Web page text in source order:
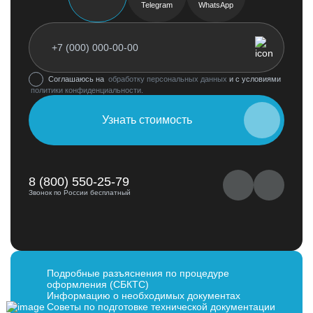
Telegram WhatsApp
Соглашаюсь на обработку персональных данных и с условиями
политики конфиденциальности.
Узнать стоимость
8 (800) 550-25-79
Звонок по России бесплатный
Подробные разъяснения по процедуре
оформления (СБКТС)
Информацию о необходимых документах
Советы по подготовке технической документации